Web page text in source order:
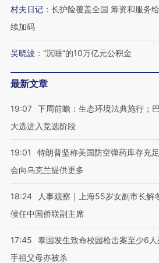
行员跨国走私7万
头丸 尿检体内含3种
度Z世代 用街头抗争将教
】走进第四届链博
让数智科技“链”接产
【特别呈现】寻找100种
有意思的生活方式·第三对
村夫日记 ： 长护险覆盖全国 筹资和服务
续加码
吴晓波 ： “沉睡”的10万亿元公积金
最新文章
19:07 下周前瞻：生态环境法典施行；
大选进入竞选阶段
19:01
特朗普坚称美国防空弹药库存充
会向乌克兰提供更多
18:24
人事观察｜上海55岁女副市长解
候任中国侨联副主席
17:45
泰国发生致命校园枪击案至少6
手祖父母亦被杀